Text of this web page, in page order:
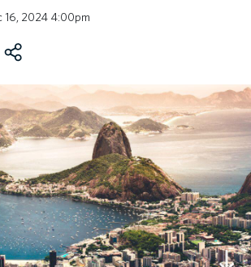
16, 2024 4:00pm
LinkedIn